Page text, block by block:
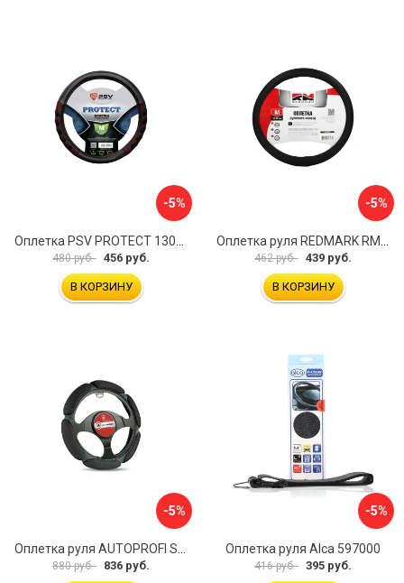
-5%
Оплетка PSV PROTECT 130503
480 руб. 456 руб.
В КОРЗИНУ
-5%
Оплетка руля REDMARK RM78002
462 руб. 439 руб.
В КОРЗИНУ
-5%
880 руб. 836 руб.
-5%
Оплетка руля Alca 597000
416 руб. 395 руб.